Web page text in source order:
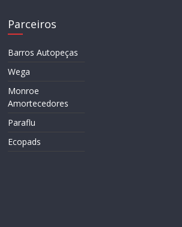
Parceiros
Barros Autopeças
Wega
Monroe
Amortecedores
Paraflu
Ecopads